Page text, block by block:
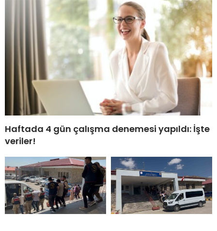
Haftada 4 gün çalışma denemesi yapıldı: İşte
veriler!